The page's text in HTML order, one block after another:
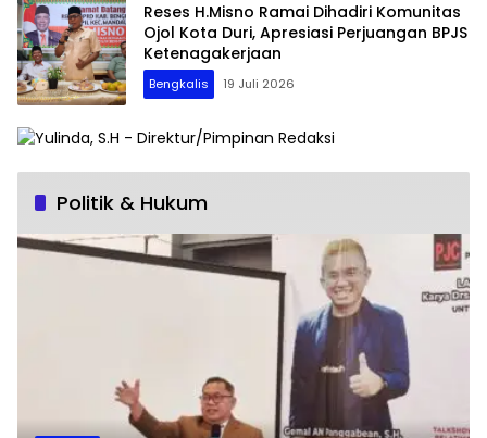
Reses H.Misno Ramai Dihadiri Komunitas
Ojol Kota Duri, Apresiasi Perjuangan BPJS
Ketenagakerjaan
Bengkalis 19 Juli 2026
Politik & Hukum